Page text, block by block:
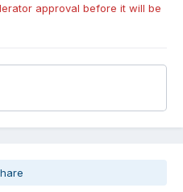
approval before it will be